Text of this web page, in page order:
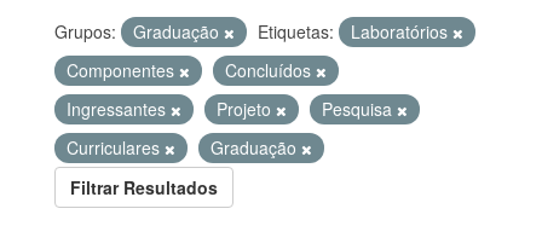
Grupos: Graduação Etiquetas:
Laboratórios
Componentes
Concluídos
Ingressantes
Projeto
Pesquisa
Curriculares
Graduação
Filtrar Resultados